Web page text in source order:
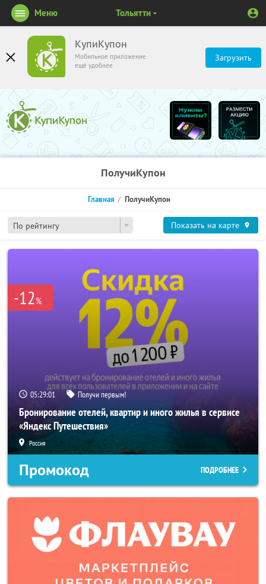
КупиКупон
Мобильное приложение
ещё удобнее
Загрузить
Меню Тольятти
ПолучиКупон
По рейтингу
Главная ПолучиКупон
Показать на карте
-12%
05:28:59 Получи первым!
Бронирование отелей, квартир и иного жилья в сервисе
«Яндекс Путешествия»
Россия
Промокод ПОДРОБНЕЕ